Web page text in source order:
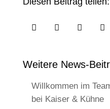
   
Weitere News-
Willkommen im
bei Kaiser & Kühne